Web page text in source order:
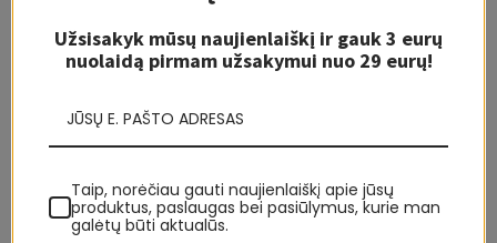
REXONA
Dezodorantas Dezodorantas ir
antiperspirantas Moterims
6,66 €4,89 €
REXONA
5-10 D.
-14%
5-10 D.
Užsisakyk mūsų naujienlaiškį ir gauk 3 eurų
nuolaidą pirmam užsakymui nuo 29 eurų!
Taip, norėčiau gauti naujienlaiškį apie jūsų
produktus, paslaugas bei pasiūlymus, kurie man
galėtų būti aktualūs.